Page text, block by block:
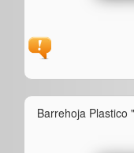
Barrehoja